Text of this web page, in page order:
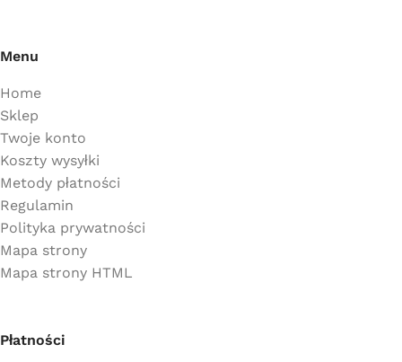
Menu
Home
Sklep
Twoje konto
Koszty wysyłki
Metody płatności
Regulamin
Polityka prywatności
Mapa strony
Mapa strony HTML
Płatności